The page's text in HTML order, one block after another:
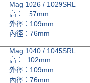
Mag 1026 / 1029SRL
高： 57mm
外徑：109mm
內徑：76mm
Mag 1040 / 1045SRL
高： 102mm
外徑：109mm
內徑：76mm